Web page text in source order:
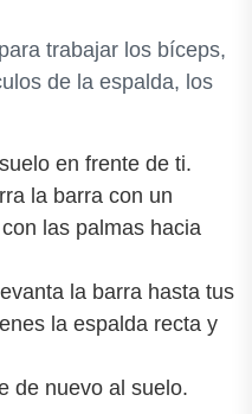
trabajar los bíceps,
de la espalda, los
en frente de ti.
la barra con un
las palmas hacia
la barra hasta tus
la espalda recta y
de nuevo al suelo.